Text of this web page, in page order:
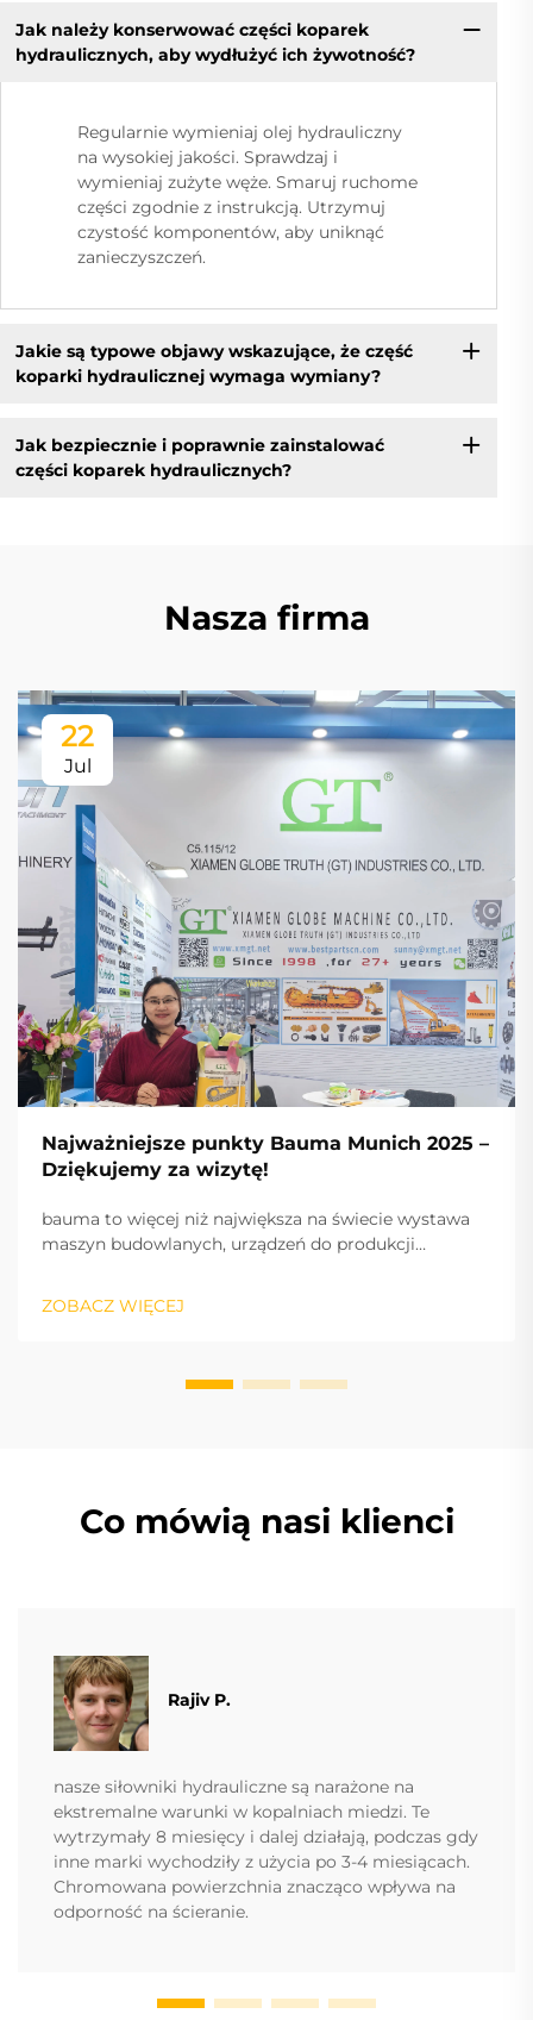
Jak należy konserwować części koparek
hydraulicznych, aby wydłużyć ich żywotność?
Regularnie wymieniaj olej hydrauliczny
na wysokiej jakości. Sprawdzaj i
wymieniaj zużyte węże. Smaruj ruchome
części zgodnie z instrukcją. Utrzymuj
czystość komponentów, aby uniknąć
zanieczyszczeń.
Jakie są typowe objawy wskazujące, że część
koparki hydraulicznej wymaga wymiany?
Jak bezpiecznie i poprawnie zainstalować
części koparek hydraulicznych?
Nasza firma
22
Jul
Najważniejsze punkty Bauma Munich 2025 –
Dziękujemy za wizytę!
bauma to więcej niż największa na świecie wystawa
maszyn budowlanych, urządzeń do produkcji
międzynarodowy silnik sukcesu, napędzający
ZOBACZ WIĘCEJ
Co mówią nasi klienci
Rajiv P.
nasze siłowniki hydrauliczne są narażone na
ekstremalne warunki w kopalniach miedzi. Te
wytrzymały 8 miesięcy i dalej działają, podczas gdy
inne marki wychodziły z użycia po 3-4 miesiącach.
Chromowana powierzchnia znacząco wpływa na
odporność na ścieranie.